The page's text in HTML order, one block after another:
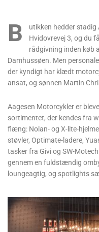
B
utikken hedder stadig
Hvidovrevej 3, og du
rådgivning inden køb
Damhussøen. Men
der kyndigt har klædt
ansat, og sønnen Martin
Aagesen Motorcykler er
sortimentet, der kendes fra
flæng: Nolan- og X-lite-
støvler, Optimate-ladere,
tasker fra Givi og SW-
gennem en fuldstændig
loungeagtig, og spotlights